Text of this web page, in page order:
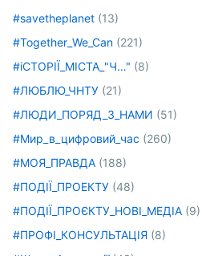
#savetheplanet (13)
#Together_We_Can (221)
#іСТОРІЇ_МІСТА_"Ч…" (8)
#ЛЮБЛЮ_ЧНТУ (21)
#ЛЮДИ_ПОРЯД_З_НАМИ (51)
#Мир_в_цифровий_час (260)
#МОЯ_ПРАВДА (188)
#ПОДІЇ_ПРОЕКТУ (48)
#ПОДІЇ_ПРОЄКТУ_НОВІ_МЕДІА (9)
#ПРОФІ_КОНСУЛЬТАЦІЯ (8)